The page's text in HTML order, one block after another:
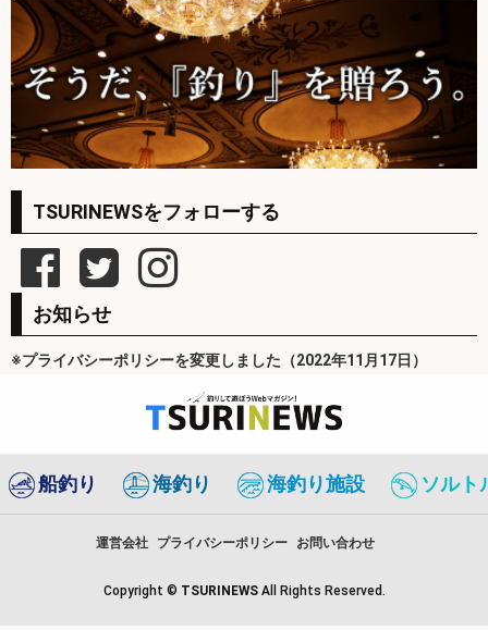
TSURINEWSをフォローする
お知らせ
※プライバシーポリシーを変更しました（2022年11月17日）
船釣り 海釣り 海釣り施設 ソルト
運営会社 プライバシーポリシー お問い合わせ
Copyright © TSURINEWS All Rights Reserved.